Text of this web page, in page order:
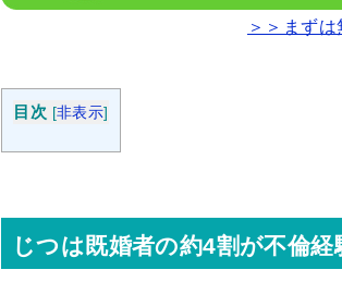
＞＞まず
目次 [非表示]
じつは既婚者の約4割が不倫経